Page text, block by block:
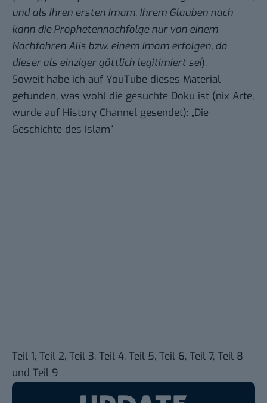
und als ihren ersten Imam. Ihrem Glauben nach
kann die Prophetennachfolge nur von einem
Nachfahren Alis bzw. einem Imam erfolgen, da
dieser als einziger göttlich legitimiert sei).
Soweit habe ich auf YouTube dieses Material
gefunden, was wohl die gesuchte Doku ist (nix Arte,
wurde auf History Channel gesendet): „Die
Geschichte des Islam“
Teil 1, Teil 2, Teil 3, Teil 4, Teil 5, Teil 6, Teil 7, Teil 8
und Teil 9